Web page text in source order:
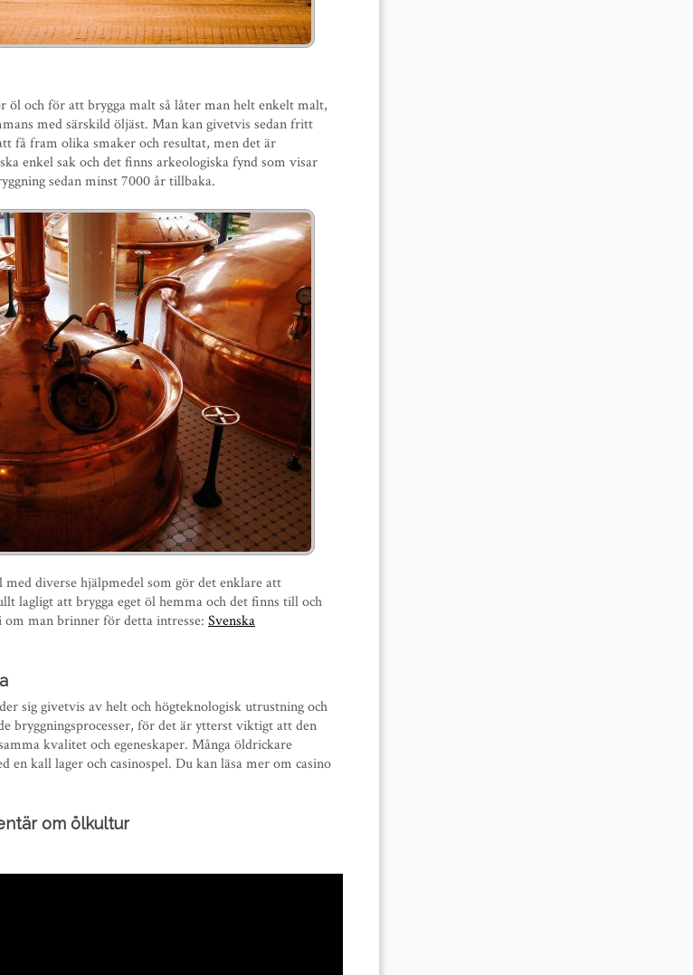
öl och för att brygga malt så låter man helt enkelt malt,
med särskild öljäst. Man kan givetvis sedan fritt
få fram olika smaker och resultat, men det är
enkel sak och det finns arkeologiska fynd som visar
sedan minst 7000 år tillbaka.
diverse hjälpmedel som gör det enklare att
lagligt att brygga eget öl hemma och det finns till och
man brinner för detta intresse: Svenska
sig givetvis av helt och högteknologisk utrustning och
bryggningsprocesser, för det är ytterst viktigt att den
kvalitet och egeneskaper. Många öldrickare
en kall lager och casinospel. Du kan läsa mer om casino
om ölkultur